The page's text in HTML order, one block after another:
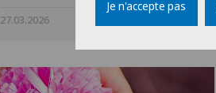
27.03.2026
Je n'accepte pas